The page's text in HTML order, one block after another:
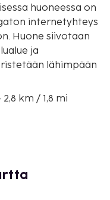
huoneessa on
internetyhteys
Huone siivotaan
ja
lähimpään
km / 1,8 mi
mi
mi